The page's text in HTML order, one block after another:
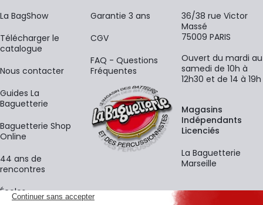
La BagShow
​Télécharger le
catalogue
Nous contacter
Guides La
Baguetterie
Baguetterie Shop
Online
44 ans de
rencontres
Écoles
Garantie 3 ans
CGV
FAQ - Questions
Fréquentes
36/38 rue Victor
Massé
75009 PARIS
Ouvert du mardi au
samedi de 10h à
12h30 et de 14 à 19h
Magasins
Indépendants
Licenciés
La Baguetterie
Marseille